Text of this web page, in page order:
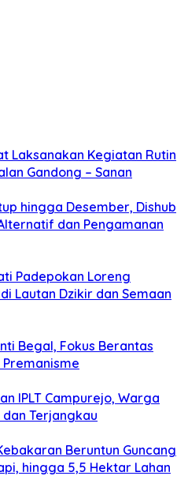
Laksanakan Kegiatan Rutin
Gandong – Sanan
hingga Desember, Dishub
dan Pengamanan
Padepokan Loreng
Lautan Dzikir dan Semaan
Begal, Fokus Berantas
IPLT Campurejo, Warga
dan Terjangkau
Beruntun Guncang
hingga 5,5 Hektar Lahan